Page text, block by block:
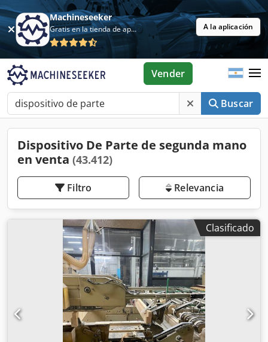
Machineseeker
Gratis en la tienda de aplicaciones A la aplicación
Buscar
Vender
Dispositivo De Parte de segunda mano
en venta (43.412)
Filtro Relevancia
Clasificado